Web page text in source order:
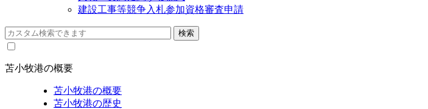
建設工事等競争入札参加資格審査申請
苫小牧港の概要
苫小牧港の概要
苫小牧港の歴史